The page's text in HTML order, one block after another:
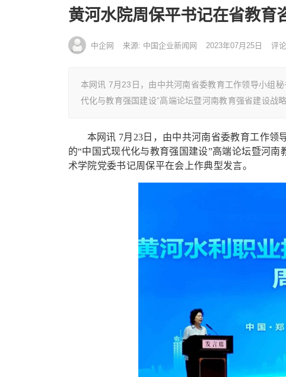
黄河水院周保平书记在省教育
中企网 来源: 中国企业新闻网 2023年07月25日 评
本网讯 7月23日，由中共河南省委教育工作领导小组
代化与教育强国建设”高端论坛暨河南教育强省建设战
本网讯 7月23日，由中共河南省委教育工作
的“中国式现代化与教育强国建设”高端论坛暨河
术学院党委书记周保平在会上作典型发言。